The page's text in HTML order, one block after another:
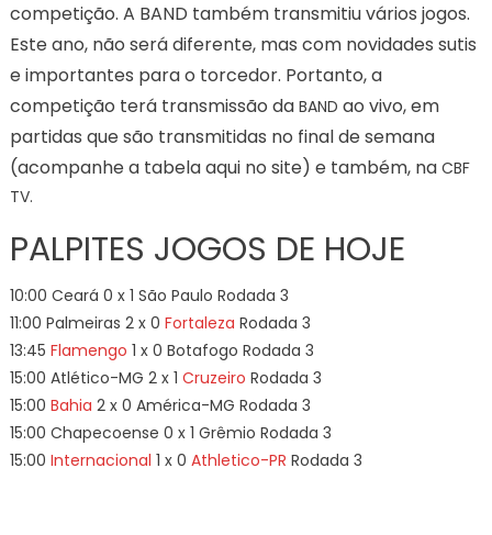
competição. A BAND também transmitiu vários jogos.
Este ano, não será diferente, mas com novidades sutis
e importantes para o torcedor. Portanto, a
competição terá transmissão da BAND ao vivo, em
partidas que são transmitidas no final de semana
(acompanhe a tabela aqui no site) e também, naCBF
TV.
PALPITES JOGOS DE HOJE
10:00 Ceará 0 x 1 São Paulo Rodada 3
11:00 Palmeiras 2 x 0 Fortaleza Rodada 3
13:45 Flamengo 1 x 0 Botafogo Rodada 3
15:00 Atlético-MG 2 x 1 Cruzeiro Rodada 3
15:00 Bahia 2 x 0 América-MG Rodada 3
15:00 Chapecoense 0 x 1 Grêmio Rodada 3
15:00 Internacional 1 x 0 Athletico-PR Rodada 3